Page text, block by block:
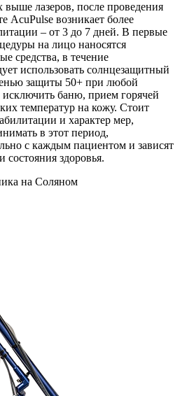
лазеров, после проведения
AcuPulse возникает более
– от 3 до 7 дней. В первые
на лицо наносятся
средства, в течение
использовать солнцезащитный
защиты 50+ при любой
баню, прием горячей
температур на кожу. Стоит
и характер мер,
в этот период,
с каждым пациентом и зависят
состояния здоровья.
на Соляном